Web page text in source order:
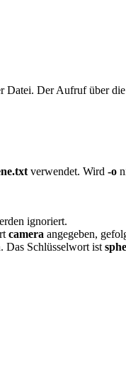
Datei. Der Aufruf über
verwendet. Wird -o
ignoriert.
camera angegeben,
Das Schlüsselwort ist